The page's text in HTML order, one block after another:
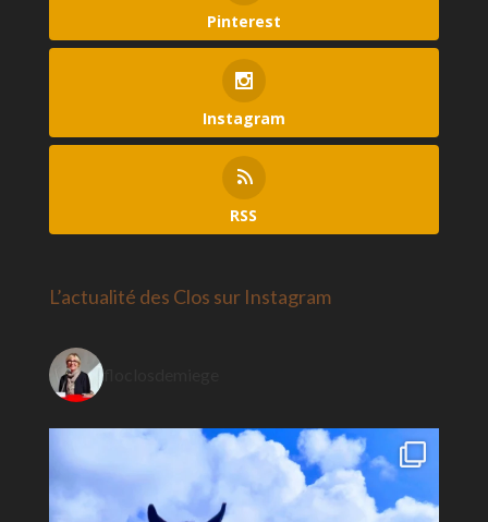
Pinterest
Instagram
RSS
L’actualité des Clos sur Instagram
floclosdemiege